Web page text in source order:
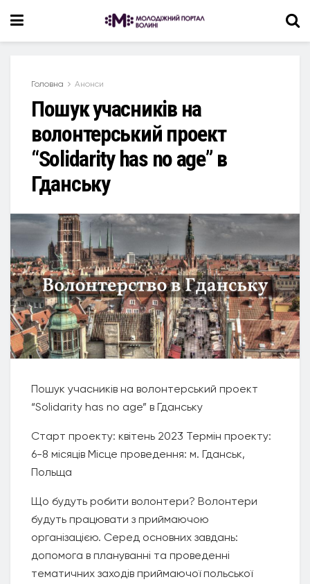
Головна Анонси
Пошук учасників на
волонтерський проект
“Solidarity has no age” в
Гданську
Пошук учасників на волонтерський проект
“Solidarity has no age” в Гданську
Старт проекту: квітень 2023 Термін проекту:
6-8 місяців Місце проведення: м. Гданськ,
Польща
Що будуть робити волонтери? Волонтери
будуть працювати з приймаючою
організацією. Серед основних завдань:
допомога в плануванні та проведенні
тематичних заходів приймаючої польської